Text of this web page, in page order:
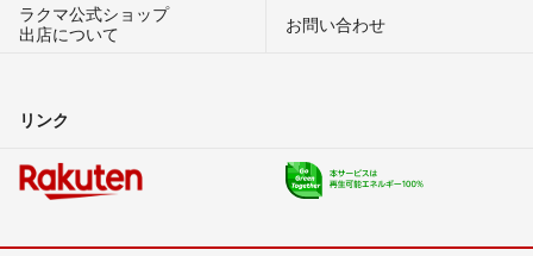
ラクマ公式ショップ
出店について
お問い合わせ
リンク